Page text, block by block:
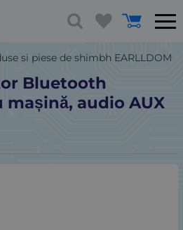
si piese de shimbh EARLLDOM
Bluetooth
audio AUX